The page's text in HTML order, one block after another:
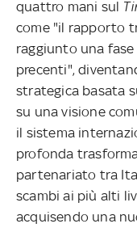
quattro mani sul
come "il rapporto
raggiunto una
precenti",
strategica basata
su una visione
il sistema
profonda
partenariato tra
scambi ai più alti
acquisendo una